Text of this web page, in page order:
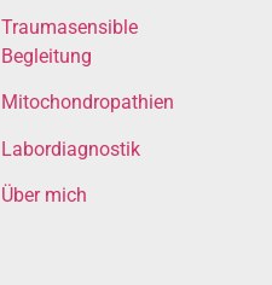
Traumasensible
Begleitung
Mitochondropathien
Labordiagnostik
Über mich